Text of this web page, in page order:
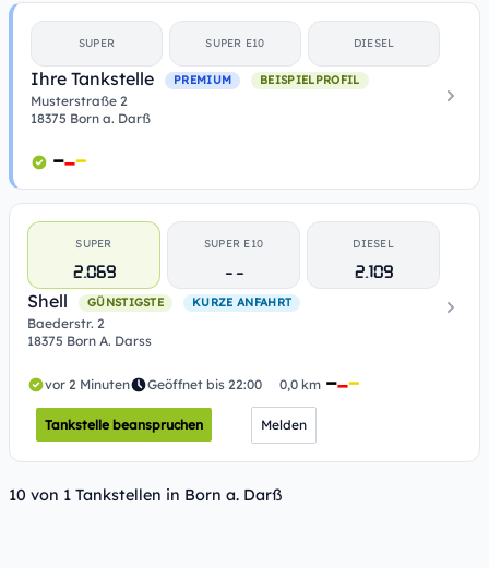
SUPER SUPER E10 DIESEL
Ihre Tankstelle PREMIUM BEISPIELPROFIL
Musterstraße 2
18375 Born a. Darß
SUPER
2.069
SUPER E10
- -
DIESEL
2.109
Shell
GÜNSTIGSTE KURZE ANFAHRT
Baederstr. 2
18375 Born A. Darss
vor 2 Minuten Geöffnet bis 22:00 0,0 km
Tankstelle beanspruchen Melden
10 von 1 Tankstellen in Born a. Darß